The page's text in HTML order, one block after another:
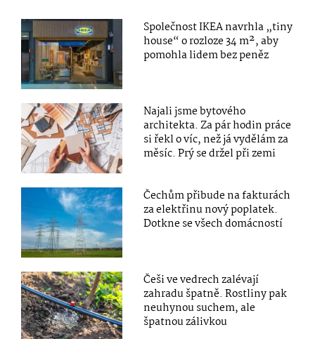
Společnost IKEA navrhla „tiny
house“ o rozloze 34 m², aby
pomohla lidem bez peněz
Najali jsme bytového
architekta. Za pár hodin práce
si řekl o víc, než já vydělám za
měsíc. Prý se držel při zemi
Čechům přibude na fakturách
za elektřinu nový poplatek.
Dotkne se všech domácností
Češi ve vedrech zalévají
zahradu špatně. Rostliny pak
neuhynou suchem, ale
špatnou zálivkou